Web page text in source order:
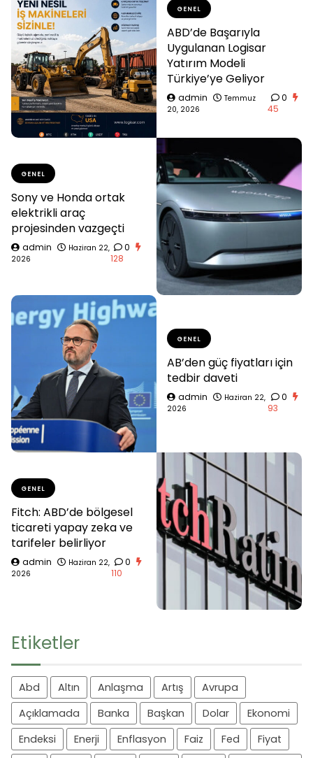
GENEL
ABD’de Başarıyla
Uygulanan Logisar
Yatırım Modeli
Türkiye’ye Geliyor
admin
Temmuz
20, 2026
0
45
GENEL
Sony ve Honda ortak
elektrikli araç
projesinden vazgeçti
admin
Haziran 22,
2026
0
128
GENEL
AB’den güç fiyatları için
tedbir daveti
admin
Haziran 22,
2026
0
93
GENEL
Fitch: ABD’de bölgesel
ticareti yapay zeka ve
tarifeler belirliyor
admin
Haziran 22,
2026
0
110
Etiketler
Abd Altın Anlaşma Artış
Avrupa
Açıklamada
Banka Başkan Dolar
Ekonomi
Endeksi
Enerji Enflasyon Faiz Fed Fiyat